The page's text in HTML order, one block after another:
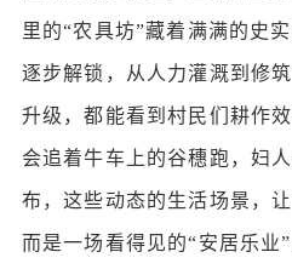
里的“农具坊”藏着满满的史
逐步解锁，从人力灌溉到修
升级，都能看到村民们耕作
会追着牛车上的谷穗跑，妇
布，这些动态的生活场景，
而是一场看得见的“安居乐业”